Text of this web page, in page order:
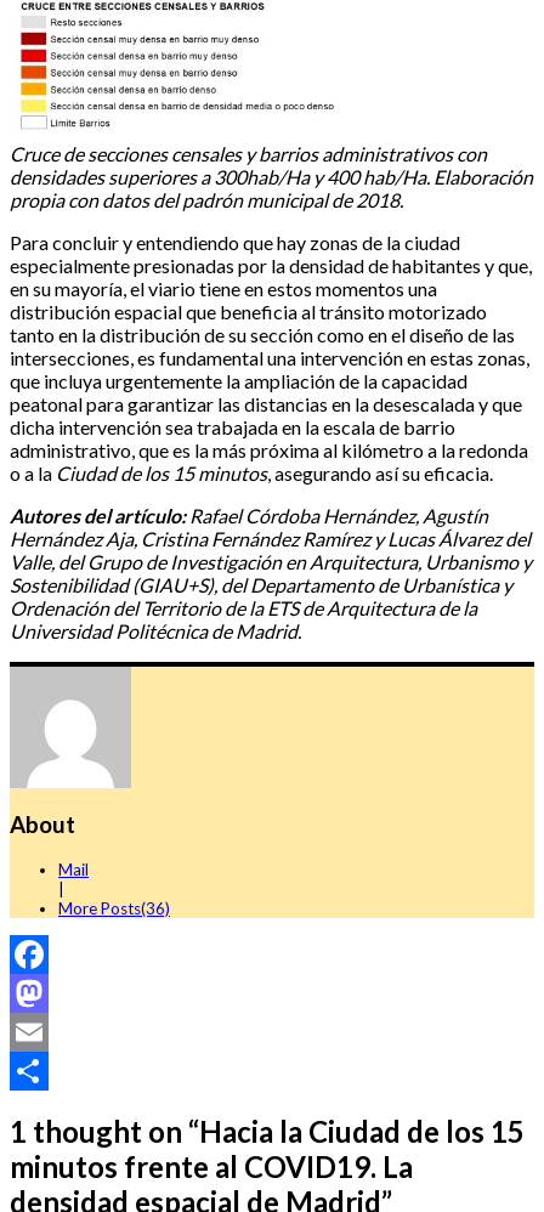
Cruce de secciones censales y barrios administrativos con
densidades superiores a 300hab/Ha y 400 hab/Ha. Elaboración
propia con datos del padrón municipal de 2018.
Para concluir y entendiendo que hay zonas de la ciudad
especialmente presionadas por la densidad de habitantes y que,
en su mayoría, el viario tiene en estos momentos una
distribución espacial que beneficia al tránsito motorizado
tanto en la distribución de su sección como en el diseño de las
intersecciones, es fundamental una intervención en estas zonas,
que incluya urgentemente la ampliación de la capacidad
peatonal para garantizar las distancias en la desescalada y que
dicha intervención sea trabajada en la escala de barrio
administrativo, que es la más próxima al kilómetro a la redonda
o a la Ciudad de los 15 minutos, asegurando así su eficacia.
Autores del artículo:Rafael Córdoba Hernández, Agustín
Hernández Aja, Cristina Fernández Ramírez y Lucas Álvarez del
Valle, del Grupo de Investigación en Arquitectura, Urbanismo y
Sostenibilidad (GIAU+S), del Departamento de Urbanística y
Ordenación del Territorio de la ETS de Arquitectura de la
Universidad Politécnica de Madrid.
About
Mail
More Posts(36)
Facebook
Mastodon
Email
1 thought on “Hacia la Ciudad de los 15
minutos frente al COVID19. La
densidad espacial de Madrid”